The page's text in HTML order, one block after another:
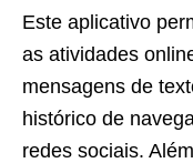
Este aplicativo
as atividades
mensagens de
histórico de
redes sociais.